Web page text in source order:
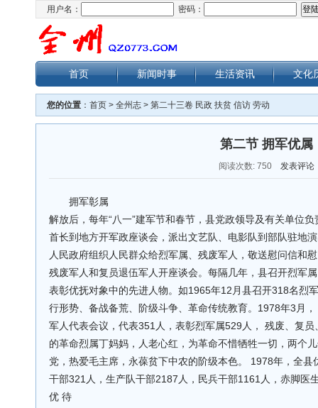
用户名： 密码：
首页 新闻时事 生活资讯 文化
您的位置 ： 首页 > 全州志 > 第二十三卷 民政 扶贫 信访 劳动
第二节 拥军优属
阅读次数: 750 发表评论
拥军彰属
解放后，每年“八一”建军节和春节，县党政领导及有关单位
首长到地方开军政座谈会，派出文艺队、电影队到部队驻地
人民政府组织人民群众给烈军属、残废军人，敬送慰问信和
残废军人和复员退伍军人开座谈会。每隔几年，县召开烈军
表彰优抚对象中的先进人物。如1965年12月县召开318名烈
行形势、备战备荒、阶级斗争、革命传统教育。1978年3月
军人代表会议，代表351人，表彰烈军属529人， 残废、复
的革命烈属丁妈妈，人老心红，为革命不惜牺牲一切，两个
党，热爱毛主席，永葆贫下中农的阶级本色。 1978年，全
干部321人，生产队干部2187人，民兵干部1161人，赤脚医
优 待